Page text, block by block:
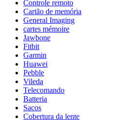
Controle remoto
Cartão de memória
General Imaging
cartes mémoire
Jawbone
Fitbit
Garmin
Huawei
Pebble
Vileda
Telecomando
Batteria
Sacos
Cobertura da lente